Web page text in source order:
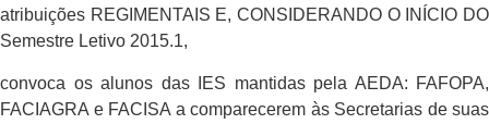
atribuições REGIMENTAIS E, CONSIDERANDO O INÍCIO DO
Semestre Letivo 2015.1,
convoca os alunos das IES mantidas pela AEDA: FAFOPA,
FACIAGRA e FACISA a comparecerem às Secretarias de suas